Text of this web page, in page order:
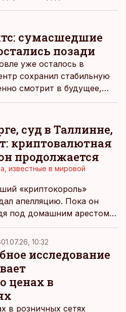
пишет
Atria Eesti Меэлис
ситуацию осложняют
затраты, ослабление
сельского
и ограниченный экспорт.
сумасшедшие
позади
уже осталось в
сохранил стабильную
смотрит в будущее,
Keskus Гуйдо
первого квартала
суд в Таллинне,
криптовалютная
продолжается
известные в мировой
«криптокороль»
апелляцию. Пока он
под домашним арестом в
эстонская компания
больше, чем тот
Суды идут в
в них фигурируют имена,
международной
денег.
01.07.26, 10:32
исследование
ценах в
в розничных сетях